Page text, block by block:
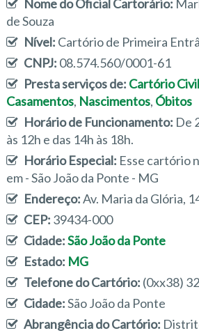
Nome do Oficial Cartorário:
de Souza
Nível: Cartório de Primeira
CNPJ: 08.574.560/0001-61
Presta serviços de: Cartório Civil
Casamentos, Nascimentos, Óbitos
Horário de Funcionamento: De
às 12h e das 14h às 18h.
Horário Especial: Esse cartório
em - São João da Ponte - MG
Endereço:Av. Maria da Glória,
CEP: 39434-000
Cidade:São João da Ponte
Estado: MG
Telefone do Cartório: (0xx38)
Cidade:São João da Ponte
Abrangência do Cartório: